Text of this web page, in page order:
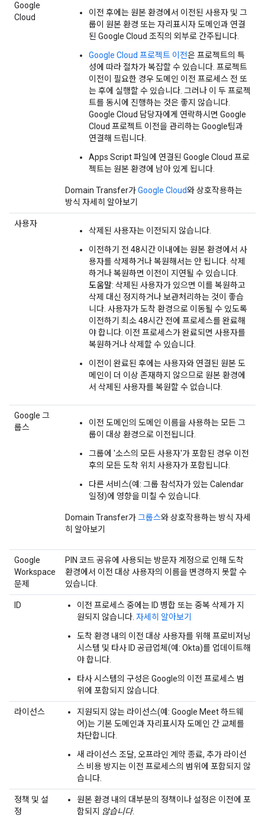
Google
Cloud
이전 후에는 원본 환경에서 이전된 사용자 및 그
룹이 원본 환경 또는 자리표시자 도메인과 연결
된 Google Cloud 조직의 외부로 간주됩니다.
Google Cloud 프로젝트 이전은 프로젝트의 특
성에 따라 절차가 복잡할 수 있습니다. 프로젝트
이전이 필요한 경우 도메인 이전 프로세스 전 또
는 후에 실행할 수 있습니다. 그러나 이 두 프로젝
트를 동시에 진행하는 것은 좋지 않습니다.
Google Cloud 담당자에게 연락하시면 Google
Cloud 프로젝트 이전을 관리하는 Google팀과
연결해 드립니다.
Apps Script 파일에 연결된 Google Cloud 프로
젝트는 원본 환경에 남아 있게 됩니다.
Domain Transfer가Google Cloud와 상호작용하는
방식 자세히 알아보기
사용자
삭제된 사용자는 이전되지 않습니다.
이전하기 전 48시간 이내에는 원본 환경에서 사
용자를 삭제하거나 복원해서는 안 됩니다. 삭제
하거나 복원하면 이전이 지연될 수 있습니다.
도움말: 삭제된 사용자가 있으면 이를 복원하고
삭제 대신 정지하거나 보관처리하는 것이 좋습
니다. 사용자가 도착 환경으로 이동될 수 있도록
이전하기 최소 48시간 전에 프로세스를 완료해
야 합니다. 이전 프로세스가 완료되면 사용자를
복원하거나 삭제할 수 있습니다.
이전이 완료된 후에는 사용자와 연결된 원본 도
메인이 더 이상 존재하지 않으므로 원본 환경에
서 삭제된 사용자를 복원할 수 없습니다.
Google 그
룹스
이전 도메인의 도메인 이름을 사용하는 모든 그
룹이 대상 환경으로 이전됩니다.
그룹에 '소스의 모든 사용자'가 포함된 경우 이전
후의 모든 도착 위치 사용자가 포함됩니다.
다른 서비스(예: 그룹 참석자가 있는 Calendar
일정)에 영향을 미칠 수 있습니다.
Domain Transfer가그룹스와 상호작용하는 방식 자세
히 알아보기
Google
Workspace
문제
PIN 코드 공유에 사용되는 방문자 계정으로 인해 도착
환경에서 이전 대상 사용자의 이름을 변경하지 못할 수
있습니다.
ID
이전 프로세스 중에는 ID 병합 또는 중복 삭제가 지
원되지 않습니다. 자세히 알아보기
도착 환경 내의 이전 대상 사용자를 위해 프로비저닝
시스템 및 타사 ID 공급업체(예: Okta)를 업데이트해
야 합니다.
타사 시스템의 구성은 Google의 이전 프로세스 범
위에 포함되지 않습니다.
라이선스
지원되지 않는 라이선스(예: Google Meet 하드웨
어)는 기본 도메인과 자리표시자 도메인 간 교체를
차단합니다.
새 라이선스 조달, 오프라인 계약 종료, 추가 라이선
스 비용 방지는 이전 프로세스의 범위에 포함되지 않
습니다.
정책 및 설
정
원본 환경 내의 대부분의 정책이나 설정은 이전에 포
함되지 않습니다.